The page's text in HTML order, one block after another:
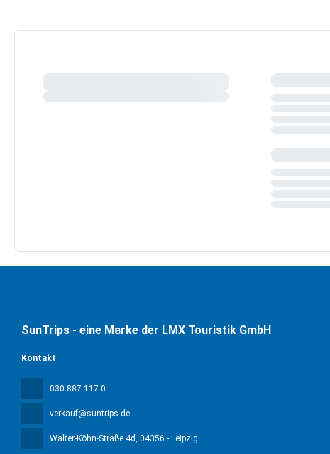
SunTrips - eine Marke der LMX Touristik GmbH
Kontakt
030-887 117 0
verkauf@suntrips.de
Walter-Köhn-Straße 4d, 04356 - Leipzig